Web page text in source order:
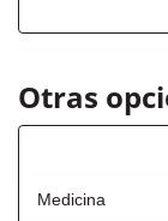
Otras
Medicina